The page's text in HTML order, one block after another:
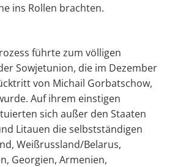
ins Rollen brachten.
führte zum völligen
Sowjetunion, die im Dezember
von Michail Gorbatschow,
Auf ihrem einstigen
sich außer den Staaten
Litauen die selbstständigen
Weißrussland/Belarus,
Georgien, Armenien,